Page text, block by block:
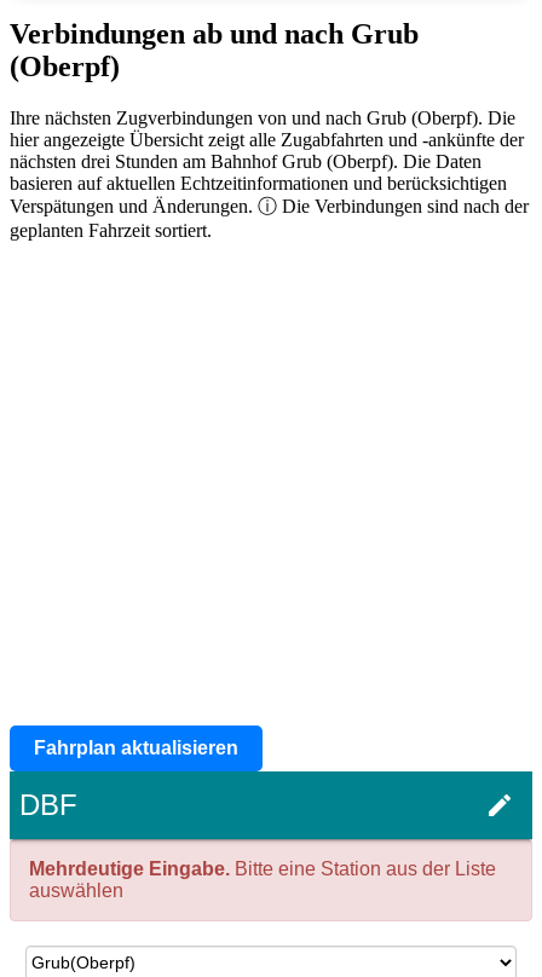
Verbindungen ab und nach Grub
(Oberpf)
Ihre nächsten Zugverbindungen von und nach Grub (Oberpf). Die
hier angezeigte Übersicht zeigt alle Zugabfahrten und -ankünfte der
nächsten drei Stunden am Bahnhof Grub (Oberpf). Die Daten
basieren auf aktuellen Echtzeitinformationen und berücksichtigen
Verspätungen und Änderungen. ⓘ Die Verbindungen sind nach der
geplanten Fahrzeit sortiert.
Fahrplan aktualisieren